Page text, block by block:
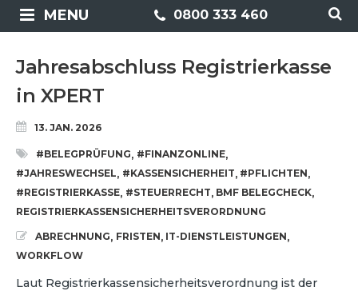
0800 333 460
MENU
Jahresabschluss Registrierkasse
in XPERT
13. JAN. 2026
#BELEGPRÜFUNG, #FINANZONLINE,
#JAHRESWECHSEL, #KASSENSICHERHEIT, #PFLICHTEN,
#REGISTRIERKASSE, #STEUERRECHT, BMF BELEGCHECK,
REGISTRIERKASSENSICHERHEITSVERORDNUNG
ABRECHNUNG, FRISTEN, IT-DIENSTLEISTUNGEN,
WORKFLOW
Laut Registrierkassensicherheitsverordnung ist der